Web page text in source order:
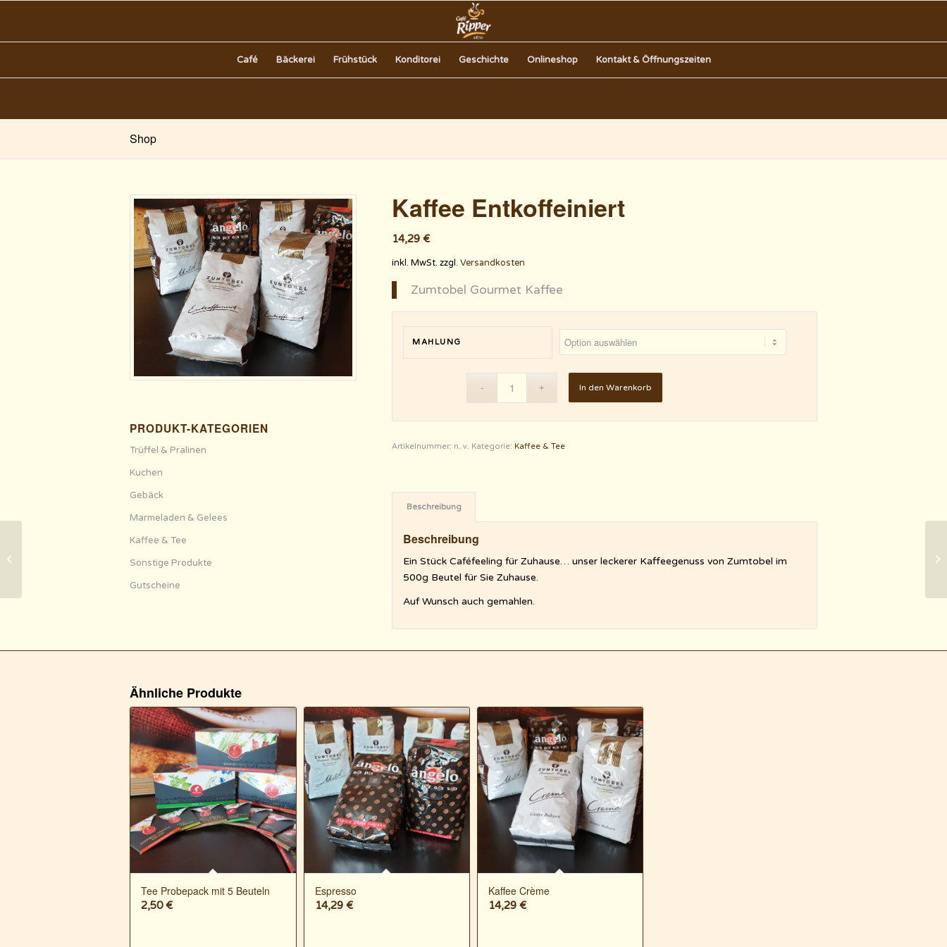
Café Bäckerei Frühstück Konditorei Geschichte Onlineshop Kontakt & Öffnungszeiten
Shop
PRODUKT-KATEGORIEN
Trüffel & Pralinen
Kuchen
Gebäck
Marmeladen & Gelees
Kaffee & Tee
Sonstige Produkte
Gutscheine
Kaffee Entkoffeiniert
14,29€
inkl. MwSt. zzgl.Versandkosten
Zumtobel Gourmet Kaffee
MAHLUNG
In den Warenkorb
Artikelnummer: n. v. Kategorie: Kaffee & Tee
Beschreibung
Beschreibung
Ein Stück Caféfeeling für Zuhause… unser leckerer Kaffeegenuss von Zumtobel im
500g Beutel für Sie Zuhause.
Auf Wunsch auch gemahlen.
Ähnliche Produkte
Tee Probepack mit 5 Beuteln
2,50€
Espresso
14,29 €
Kaffee Crème
14,29 €